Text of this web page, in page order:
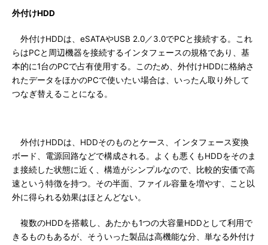
外付けHDD
外付けHDDは、eSATAやUSB 2.0／3.0でPCと接続する。これ
らはPCと周辺機器を接続するインタフェースの規格であり、基
本的に1台のPCで占有使用する。このため、外付けHDDに格納さ
れたデータをほかのPCで使いたい場合は、いったん取り外して
つなぎ替えることになる。
外付けHDDは、HDDそのものとケース、インタフェース変換
ボード、電源回路などで構成される。よくも悪くもHDDをそのま
ま接続した状態に近く、構造がシンプルなので、比較的安価で高
速という特徴を持つ。その半面、ファイル容量を増やす、こと以
外に得られる効果はほとんどない。
複数のHDDを搭載し、あたかも1つの大容量HDDとして利用で
きるものもあるが、そういった製品は高機能な分、単なる外付け